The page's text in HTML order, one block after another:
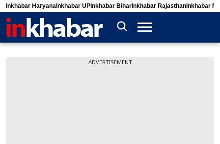
Inkhabar Haryana Inkhabar UP Inkhabar Bihar Inkhabar Rajasthan Inkhabar
ADVERTISEMENT